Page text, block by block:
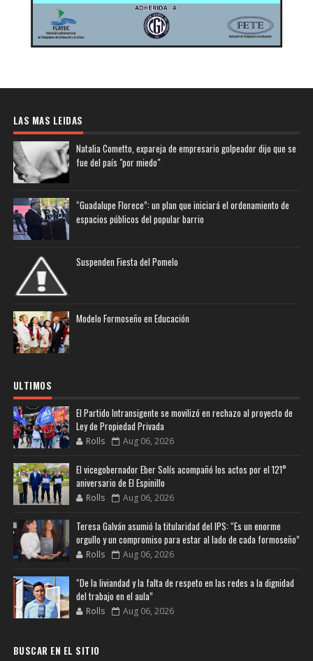
LAS MAS LEIDAS
Natalia Cometto, expareja de empresario golpeador dijo que se
fue del país "por miedo"
“Guadalupe Florece”: un plan que iniciará el ordenamiento de
espacios públicos del popular barrio
Suspenden Fiesta del Pomelo
Modelo Formoseño en Educación
ULTIMOS
El Partido Intransigente se movilizó en rechazo al proyecto de
Ley de Propiedad Privada
Rolls Aug 06, 2026
El vicegobernador Eber Solís acompañó los actos por el 121°
aniversario de El Espinillo
Rolls Aug 06, 2026
Teresa Galván asumió la titularidad del IPS: “Es un enorme
orgullo y un compromiso para estar al lado de cada formoseño”
Rolls Aug 06, 2026
“De la liviandad y la falta de respeto en las redes a la dignidad
del trabajo en el aula”
Rolls Aug 06, 2026
BUSCAR EN EL SITIO